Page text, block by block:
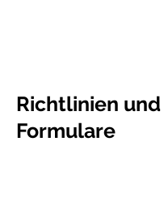
Richtlinien und
Formulare